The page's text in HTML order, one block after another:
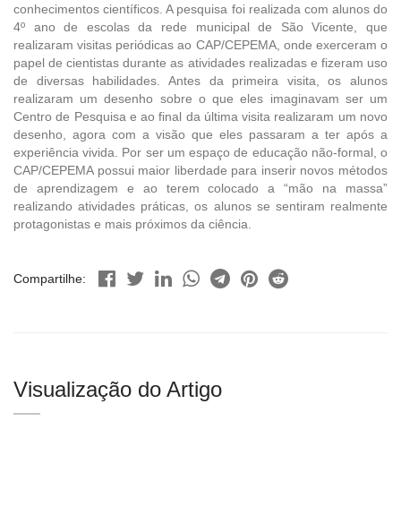
conhecimentos científicos. A pesquisa foi realizada com alunos do
4º ano de escolas da rede municipal de São Vicente, que
realizaram visitas periódicas ao CAP/CEPEMA, onde exerceram o
papel de cientistas durante as atividades realizadas e fizeram uso
de diversas habilidades. Antes da primeira visita, os alunos
realizaram um desenho sobre o que eles imaginavam ser um
Centro de Pesquisa e ao final da última visita realizaram um novo
desenho, agora com a visão que eles passaram a ter após a
experiência vivida. Por ser um espaço de educação não-formal, o
CAP/CEPEMA possui maior liberdade para inserir novos métodos
de aprendizagem e ao terem colocado a “mão na massa”
realizando atividades práticas, os alunos se sentiram realmente
protagonistas e mais próximos da ciência.
Compartilhe:
Visualização do Artigo